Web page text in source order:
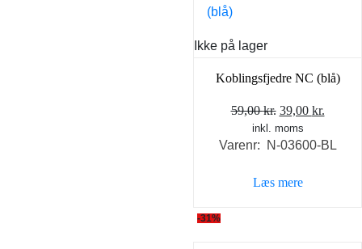
Ikke på lager
Koblingsfjedre NC (blå)
59,00kr. Den
oprindelige
pris
59,00 kr..
39,00 kr.
pris
inkl. moms
Varenr: N-03600-BL
Læs mere
-31%